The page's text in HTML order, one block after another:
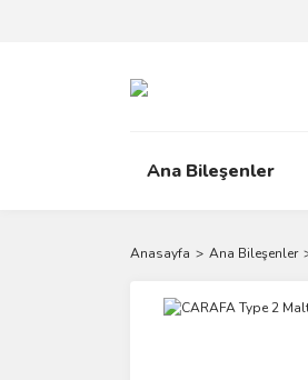
Ana Bileşenler
Anasayfa Ana Bileşenler